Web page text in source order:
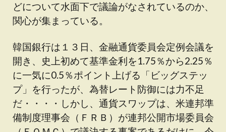
どについて水面下で議論がなされているのか、
関心が集まっている。
韓国銀行は１３日、金融通貨委員会定例会議を
開き、史上初めて基準金利を1.75％から2.25％
に一気に0.5％ポイント上げる「ビッグステッ
プ」を行ったが、為替レート防御には力不足
だ・・・・しかし、通貨スワップは、米連邦準
備制度理事会（ＦＲＢ）が連邦公開市場委員会